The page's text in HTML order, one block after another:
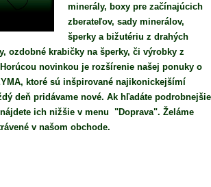
minerály, boxy pre začínajúcich
zberateľov, sady minerálov,
šperky a bižutériu z drahých
ozdobné krabičky na šperky, či výrobky z
novinkou je rozšírenie našej ponuky o
ktoré sú inšpirované najikonickejšímí
deň pridávame nové. Ak hľadáte podrobnejšie
ich nižšie v menu "Doprava". Želáme
v našom obchode.